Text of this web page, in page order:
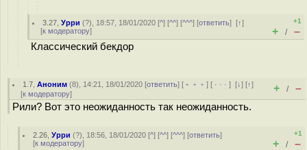
3.27 ,Урри (?), 18:57, 18/01/2020 [^] [^^] [^^^] [ответить][↑]
[к модератору]
+1
+ / –
Классический бекдор
1.7 ,Аноним (8), 14:21, 18/01/2020 [ответить] [ ﹢﹢﹢] [ · · ·][↓] [↑]
[к модератору] + / –
Рили? Вот это неожиданность так неожиданность.
2.26 ,Урри (?), 18:56, 18/01/2020 [^] [^^] [^^^] [ответить]
[к модератору]
+1
+ / –